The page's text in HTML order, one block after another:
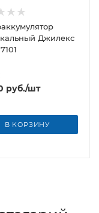
Джилекс
руб./шт
В КОРЗИНУ